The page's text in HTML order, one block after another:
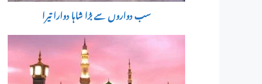
سب دواروں سے بڑا شاہا دوارا تیرا